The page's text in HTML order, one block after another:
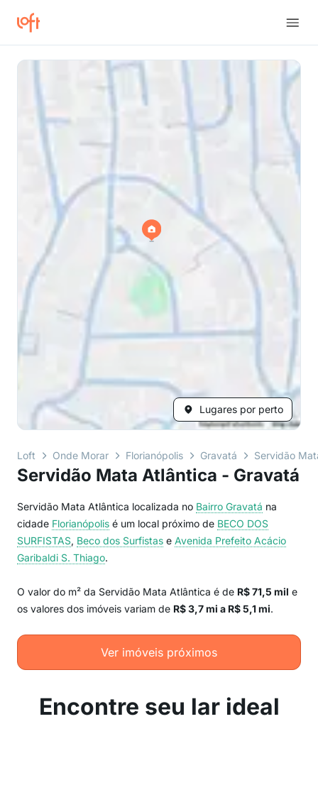
Lugares por perto
Loft Onde Morar Florianópolis Gravatá Servidão
Servidão Mata Atlântica - Gravatá
Servidão Mata Atlântica localizada no Bairro Gravatá na
cidade Florianópolis é um local próximo de BECO DOS
SURFISTAS, Beco dos Surfistas e Avenida Prefeito Acácio
Garibaldi S. Thiago.
O valor do m² da Servidão Mata Atlântica é de R$ 71,5 mil e
os valores dos imóveis variam de R$ 3,7 mi a R$ 5,1 mi.
Ver imóveis próximos
Encontre seu lar ideal